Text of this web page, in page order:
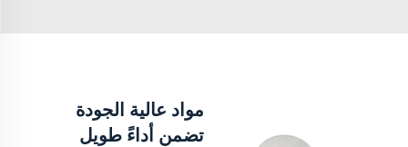
مواد عالية الجودة
تضمن أداءً طويل